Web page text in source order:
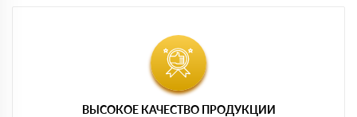
ВЫСОКОЕ КАЧЕСТВО ПРОДУКЦИИ